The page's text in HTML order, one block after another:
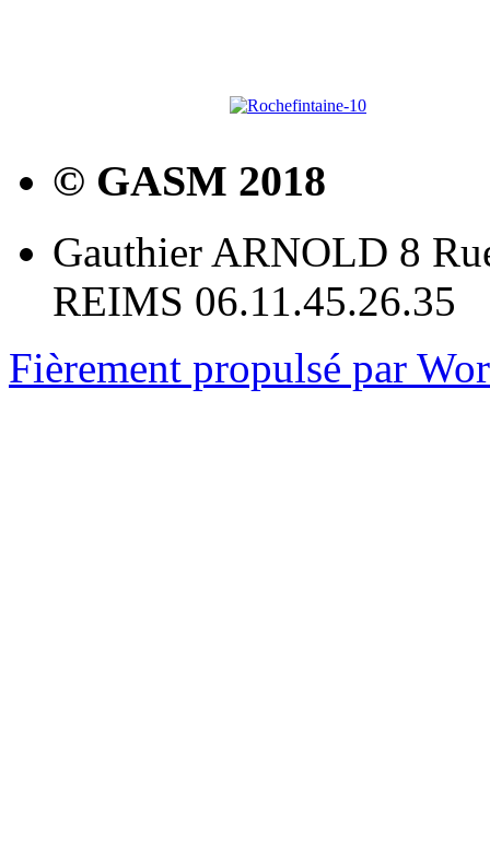
© GASM 2018
Gauthier ARNOLD 8
REIMS 06.11.45.26.35
Fièrement propulsé par